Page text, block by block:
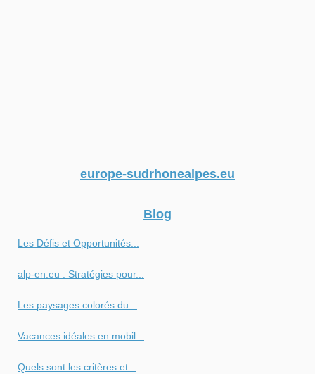
europe-sudrhonealpes.eu
Blog
Les Défis et Opportunités...
alp-en.eu : Stratégies pour...
Les paysages colorés du...
Vacances idéales en mobil...
Quels sont les critères et...